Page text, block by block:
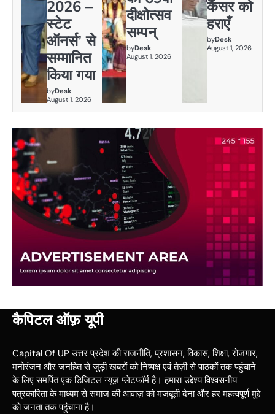
2026 –
स्टेट
ऑनर्स’ से
सम्मानित
किया गया
byDesk
August 1, 2026
दीक्षोत्सव
सम्पन्
byDesk
August 1, 2026
कैंसर को
हराएँ
byDesk
August 1, 2026
कैपिटल ऑफ़ यूपी
Capital Of UP उत्तर प्रदेश की राजनीति, प्रशासन, विकास, शिक्षा, रोजगार,
मनोरंजन और जनहित से जुड़ी खबरों को निष्पक्ष एवं तेज़ी से पाठकों तक पहुंचाने
के लिए समर्पित एक डिजिटल न्यूज़ प्लेटफॉर्म है। हमारा उद्देश्य विश्वसनीय
पत्रकारिता के माध्यम से समाज की आवाज़ को मजबूती देना और हर महत्वपूर्ण मुद्दे
को जनता तक पहुंचाना है।